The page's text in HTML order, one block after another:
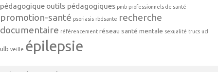
pédagogique outils pédagogiques pmb professionnels de santé
promotion-santé psoriasis rbdsante recherche
documentaire référencement réseau santé mentale sexualité trucs ucl
ulb veille épilepsie